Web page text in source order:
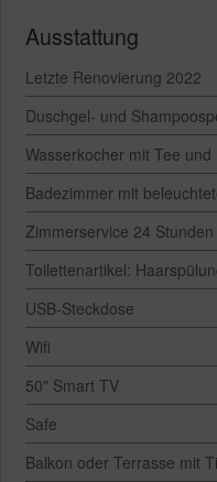
Ausstattung
Letzte Renovierung 2022
Duschgel- und
Wasserkocher mit Tee
Badezimmer mit
Zimmerservice 24
Toilettenartikel:
USB-Steckdose
Wifi
50" Smart TV
Safe
Balkon oder Terrasse mit